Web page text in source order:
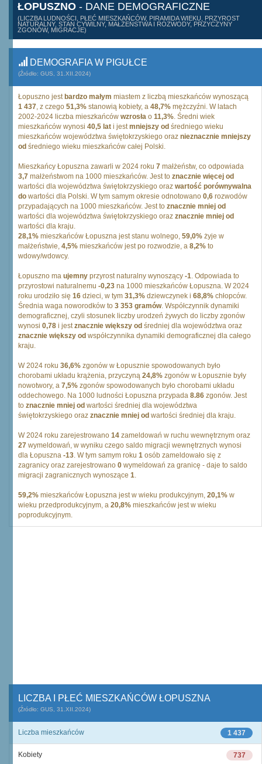
ŁOPUSZNO - DANE DEMOGRAFICZNE
(LICZBA LUDNOŚCI, PŁEĆ MIESZKAŃCÓW, PIRAMIDA WIEKU, PRZYROST
NATURALNY, STAN CYWILNY, MAŁŻEŃSTWA I ROZWODY, PRZYCZYNY
ZGONÓW, MIGRACJE)
DEMOGRAFIA W PIGUŁCE
(Źródło: GUS, 31.XII.2024)
Łopuszno jest bardzo małym miastem z liczbą mieszkańców wynoszącą
1 437, z czego 51,3% stanowią kobiety, a 48,7% mężczyźni. W latach
2002-2024 liczba mieszkańców wzrosła o 11,3%. Średni wiek
mieszkańców wynosi 40,5 lat i jestmniejszy od średniego wieku
mieszkańców województwa świętokrzyskiego oraz nieznacznie mniejszy
od średniego wieku mieszkańców całej Polski.
Mieszkańcy Łopuszna zawarli w 2024 roku 7 małżeństw, co odpowiada
3,7 małżeństwom na 1000 mieszkańców. Jest to znacznie więcej od
wartości dla województwa świętokrzyskiego oraz wartość porównywalna
do wartości dla Polski. W tym samym okresie odnotowano 0,6 rozwodów
przypadających na 1000 mieszkańców. Jest to znacznie mniej od
wartości dla województwa świętokrzyskiego oraz znacznie mniej od
wartości dla kraju.
28,1% mieszkańców Łopuszna jest stanu wolnego, 59,0% żyje w
małżeństwie, 4,5% mieszkańców jest po rozwodzie, a 8,2% to
wdowy/wdowcy.
Łopuszno ma ujemny przyrost naturalny wynoszący -1. Odpowiada to
przyrostowi naturalnemu -0,23 na 1000 mieszkańców Łopuszna. W 2024
roku urodziło się 16 dzieci, w tym 31,3% dziewczynek i 68,8% chłopców.
Średnia waga noworodków to 3 353 gramów. Współczynnik dynamiki
demograficznej, czyli stosunek liczby urodzeń żywych do liczby zgonów
wynosi 0,78 i jestznacznie większy od średniej dla województwa oraz
znacznie większy od współczynnika dynamiki demograficznej dla całego
kraju.
W 2024 roku 36,6% zgonów w Łopusznie spowodowanych było
chorobami układu krążenia, przyczyną 24,8% zgonów w Łopusznie były
nowotwory, a 7,5% zgonów spowodowanych było chorobami układu
oddechowego. Na 1000 ludności Łopuszna przypada 8.86 zgonów. Jest
to znacznie mniej od wartości średniej dla województwa
świętokrzyskiego oraz znacznie mniej od wartości średniej dla kraju.
W 2024 roku zarejestrowano 14 zameldowań w ruchu wewnętrznym oraz
27 wymeldowań, w wyniku czego saldo migracji wewnętrznych wynosi
dla Łopuszna -13. W tym samym roku 1 osób zameldowało się z
zagranicy oraz zarejestrowano 0 wymeldowań za granicę - daje to saldo
migracji zagranicznych wynoszące 1.
59,2% mieszkańców Łopuszna jest w wieku produkcyjnym, 20,1% w
wieku przedprodukcyjnym, a 20,8% mieszkańców jest w wieku
poprodukcyjnym.
LICZBA I PŁEĆ MIESZKAŃCÓW ŁOPUSZNA
(Źródło: GUS, 31.XII.2024)
1 437
Liczba mieszkańców
737
Kobiety